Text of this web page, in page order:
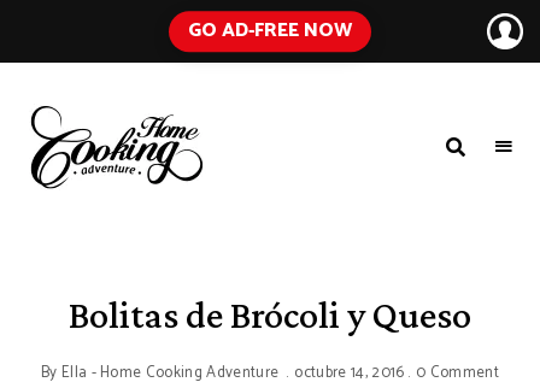
GO AD-FREE NOW
Everyday
IngredientsBolitas de Brócoli y Queso
By Ella - Home Cooking Adventure octubre 14, 2016 0 Comment